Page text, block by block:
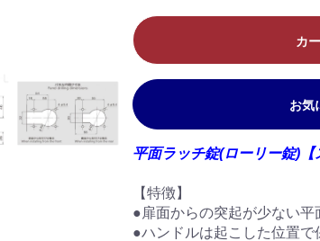
カ
お気
平面ラッチ錠(ローリー錠)【
【特徴】
●扉面からの突起が少ない平
●ハンドルは起こした位置で